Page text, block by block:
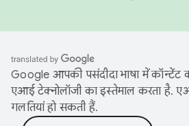
Google आपकी पसंदीदा भाषा में कॉन्टेंट
एआई टेक्नोलॉजी का इस्तेमाल करता है.
गलतियां हो सकती हैं.